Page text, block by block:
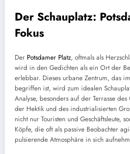
Der Schauplatz:
Fokus
Der Potsdamer Platz, oftmals als
wird in den Gedichten als ein Ort der
erlebbar. Dieses urbane Zentrum, das
begriffen ist, wird zum idealen
Analyse, besonders auf der Terrasse
der Hektik und des industrialisierten
nicht nur Touristen und Geschäftsleute,
Köpfe, die oft als passive Beobachter
pulsierende Atmosphäre in sich